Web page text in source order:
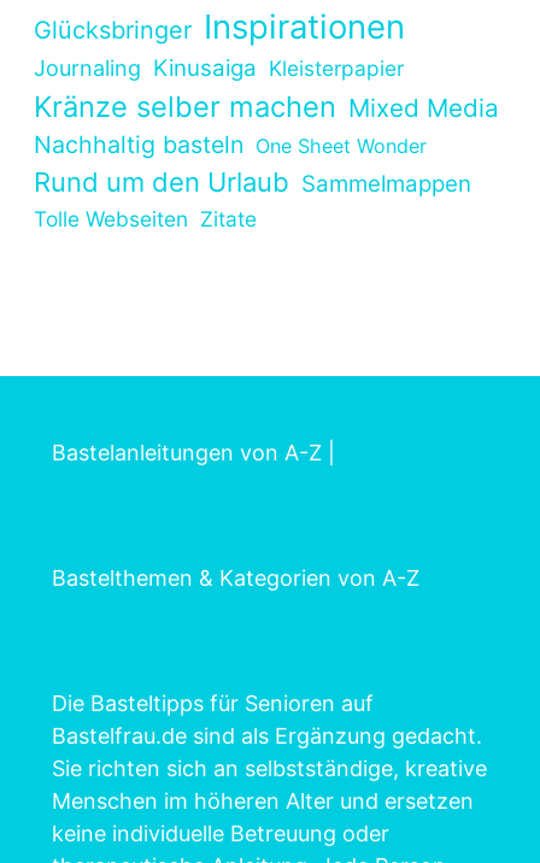
Glücksbringer Inspirationen
Journaling Kinusaiga Kleisterpapier
Kränze selber machen Mixed Media
Nachhaltig basteln One Sheet Wonder
Rund um den Urlaub Sammelmappen
Tolle Webseiten Zitate
Bastelanleitungen von A-Z
Bastelthemen & Kategorien von A-Z
Die Basteltipps für Senioren auf
Bastelfrau.de sind als Ergänzung gedacht.
Sie richten sich an selbstständige, kreative
Menschen im höheren Alter und ersetzen
keine individuelle Betreuung oder